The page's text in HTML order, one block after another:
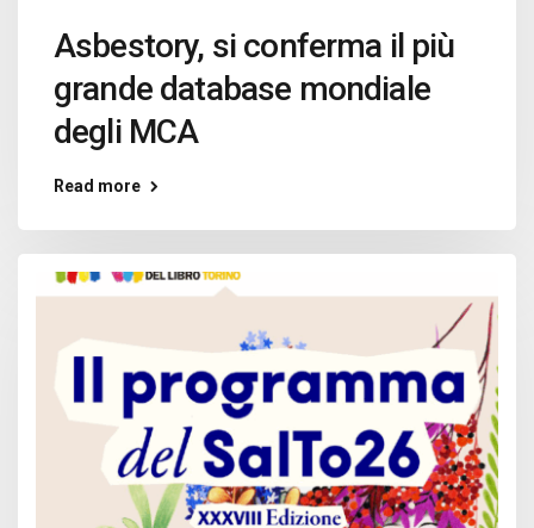
Asbestory, si conferma il più
grande database mondiale
degli MCA
Read more